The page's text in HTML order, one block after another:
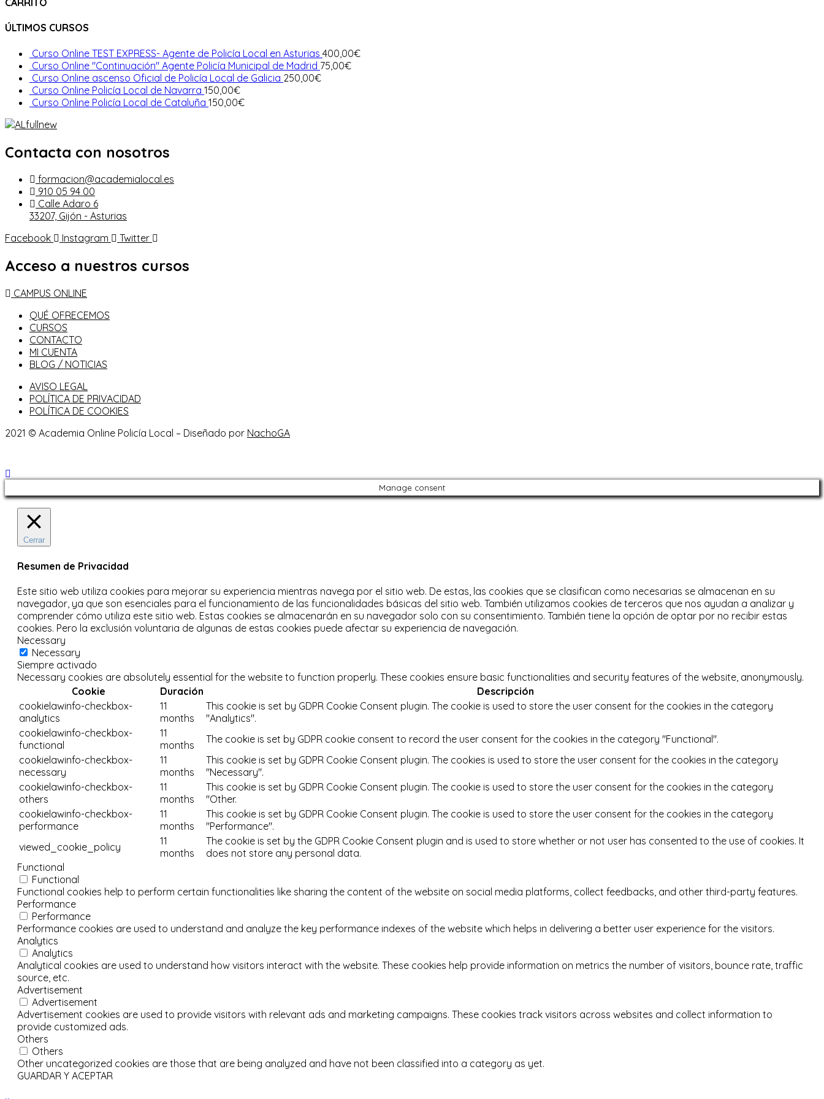
CARRITO
ÚLTIMOS CURSOS
Curso Online TEST EXPRESS- Agente de Policía Local en Asturias 400,00€
Curso Online "Continuación" Agente Policía Municipal de Madrid 75,00€
Curso Online ascenso Oficial de Policía Local de Galicia 250,00€
Curso Online Policía Local de Navarra 150,00€
Curso Online Policía Local de Cataluña 150,00€
Contacta con nosotros
formacion@academialocal.es
910 05 94 00
Calle Adaro 6
33207, Gijón - Asturias
Facebook
Instagram Twitter
Acceso a nuestros cursos
CAMPUS ONLINE
QUÉ OFRECEMOS
CURSOS
CONTACTO
MI CUENTA
BLOG / NOTICIAS
AVISO LEGAL
POLÍTICA DE PRIVACIDAD
POLÍTICA DE COOKIES
2021 © Academia Online Policía Local – Diseñado por NachoGA
Manage consent
Cerrar
Resumen de Privacidad
Este sitio web utiliza cookies para mejorar su experiencia mientras navega por el sitio web. De estas, las cookies que se clasifican como necesarias se almacenan en su
navegador, ya que son esenciales para el funcionamiento de las funcionalidades básicas del sitio web. También utilizamos cookies de terceros que nos ayudan a analizar y
comprender cómo utiliza este sitio web. Estas cookies se almacenarán en su navegador solo con su consentimiento. También tiene la opción de optar por no recibir estas
cookies. Pero la exclusión voluntaria de algunas de estas cookies puede afectar su experiencia de navegación.
Necessary
Necessary
Siempre activado
Necessary cookies are absolutely essential for the website to function properly. These cookies ensure basic functionalities and security features of the website, anonymously.
Cookie
Duración
Descripción
cookielawinfo-checkbox-
analytics
11
months
This cookie is set by GDPR Cookie Consent plugin. The cookie is used to store the user consent for the cookies in the category
"Analytics".
cookielawinfo-checkbox-
functional
11
months
The cookie is set by GDPR cookie consent to record the user consent for the cookies in the category "Functional".
cookielawinfo-checkbox-
necessary
11
months
This cookie is set by GDPR Cookie Consent plugin. The cookies is used to store the user consent for the cookies in the category
"Necessary".
cookielawinfo-checkbox-
others
11
months
This cookie is set by GDPR Cookie Consent plugin. The cookie is used to store the user consent for the cookies in the category
"Other.
cookielawinfo-checkbox-
performance
11
months
This cookie is set by GDPR Cookie Consent plugin. The cookie is used to store the user consent for the cookies in the category
"Performance".
viewed_cookie_policy
11
months
The cookie is set by the GDPR Cookie Consent plugin and is used to store whether or not user has consented to the use of cookies. It
does not store any personal data.
Functional
Functional
Functional cookies help to perform certain functionalities like sharing the content of the website on social media platforms, collect feedbacks, and other third-party features.
Performance
Performance
Performance cookies are used to understand and analyze the key performance indexes of the website which helps in delivering a better user experience for the visitors.
Analytics
Analytics
Analytical cookies are used to understand how visitors interact with the website. These cookies help provide information on metrics the number of visitors, bounce rate, traffic
source, etc.
Advertisement
Advertisement
Advertisement cookies are used to provide visitors with relevant ads and marketing campaigns. These cookies track visitors across websites and collect information to
provide customized ads.
Others
Others
Other uncategorized cookies are those that are being analyzed and have not been classified into a category as yet.
GUARDAR Y ACEPTAR